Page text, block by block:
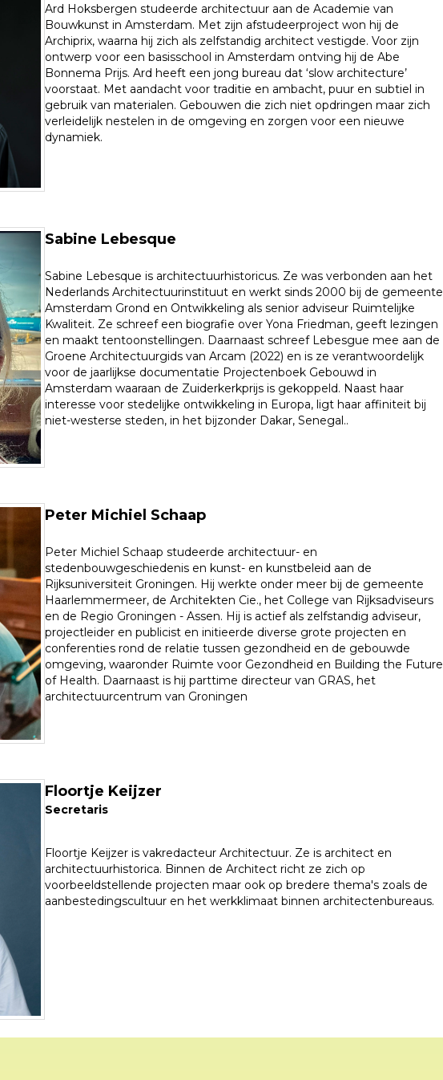
Ard Hoksbergen studeerde architectuur aan de Academie van
Bouwkunst in Amsterdam. Met zijn afstudeerproject won hij de
Archiprix, waarna hij zich als zelfstandig architect vestigde. Voor zijn
ontwerp voor een basisschool in Amsterdam ontving hij de Abe
Bonnema Prijs. Ard heeft een jong bureau dat ‘slow architecture’
voorstaat. Met aandacht voor traditie en ambacht, puur en subtiel in
gebruik van materialen. Gebouwen die zich niet opdringen maar zich
verleidelijk nestelen in de omgeving en zorgen voor een nieuwe
dynamiek.
Sabine Lebesque
Sabine Lebesque is architectuurhistoricus. Ze was verbonden aan het
Nederlands Architectuurinstituut en werkt sinds 2000 bij de gemeente
Amsterdam Grond en Ontwikkeling als senior adviseur Ruimtelijke
Kwaliteit. Ze schreef een biografie over Yona Friedman, geeft lezingen
en maakt tentoonstellingen. Daarnaast schreef Lebesgue mee aan de
Groene Architectuurgids van Arcam (2022) en is ze verantwoordelijk
voor de jaarlijkse documentatie Projectenboek Gebouwd in
Amsterdam waaraan de Zuiderkerkprijs is gekoppeld. Naast haar
interesse voor stedelijke ontwikkeling in Europa, ligt haar affiniteit bij
niet-westerse steden, in het bijzonder Dakar, Senegal..
Peter Michiel Schaap
Peter Michiel Schaap studeerde architectuur- en
stedenbouwgeschiedenis en kunst- en kunstbeleid aan de
Rijksuniversiteit Groningen. Hij werkte onder meer bij de gemeente
Haarlemmermeer, de Architekten Cie., het College van Rijksadviseurs
en de Regio Groningen - Assen. Hij is actief als zelfstandig adviseur,
projectleider en publicist en initieerde diverse grote projecten en
conferenties rond de relatie tussen gezondheid en de gebouwde
omgeving, waaronder Ruimte voor Gezondheid en Building the Future
of Health. Daarnaast is hij parttime directeur van GRAS, het
architectuurcentrum van Groningen
Floortje Keijzer
Secretaris
Floortje Keijzer is vakredacteur Architectuur. Ze is architect en
architectuurhistorica. Binnen de Architect richt ze zich op
voorbeeldstellende projecten maar ook op bredere thema's zoals de
aanbestedingscultuur en het werkklimaat binnen architectenbureaus.